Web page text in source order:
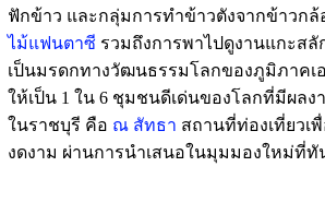
ฟักข้าว และกลุ่มการทำข้าวตังจากข้าวก
ไม้แฟนตาซี รวมถึงการพาไปดูงานแกะสลั
เป็นมรดกทางวัฒนธรรมโลกของภูมิภาคเ
ให้เป็น 1 ใน 6 ชุมชนดีเด่นของโลกที่มีผลง
ในราชบุรี คือ ณ สัทธา สถานที่ท่องเที่ยวเ
งดงาม ผ่านการนำเสนอในมุมมองใหม่ที่ทั